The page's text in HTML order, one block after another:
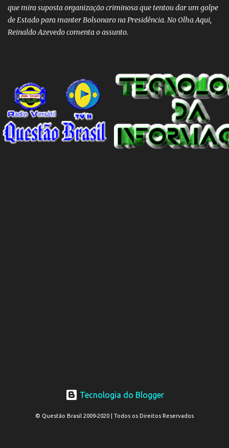
que mira suposta organização criminosa que tentou dar um golpe
de Estado para manter Bolsonaro na Presidência. No Olha Aqui,
Reinaldo Azevedo comenta o assunto.
Tecnologia do Blogger
© Questão Brasil 2009-2020 | Todos os Direitos Reservados